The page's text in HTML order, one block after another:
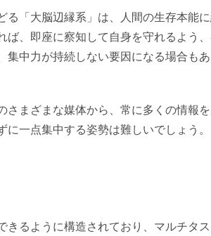
る「大脳辺縁系」は、人間の生存本能
ば、即座に察知して自身を守れるよう
集中力が持続しない要因になる場合も
まざまな媒体から、常に多くの情報
一点集中する姿勢は難しいでしょう。
きるように構造されており、マルチタ